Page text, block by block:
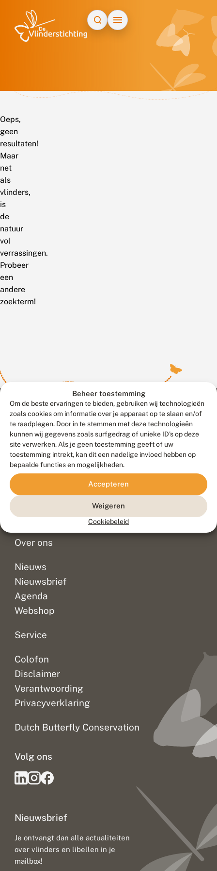
Beheer toestemming
Om de beste ervaringen te bieden, gebruiken wij technologieën
zoals cookies om informatie over je apparaat op te slaan en/of
te raadplegen. Door in te stemmen met deze technologieën
kunnen wij gegevens zoals surfgedrag of unieke ID's op deze
site verwerken. Als je geen toestemming geeft of uw
toestemming intrekt, kan dit een nadelige invloed hebben op
bepaalde functies en mogelijkheden.
Accepteren
Weigeren
Cookiebeleid
Oeps,
geen
resultaten!
Maar
net
als
vlinders,
is
de
natuur
vol
verrassingen.
Probeer
een
andere
zoekterm!
Contact
Veelgestelde vragen
Doneer
Over ons
Nieuws
Nieuwsbrief
Agenda
Webshop
Service
Colofon
Disclaimer
Verantwoording
Privacyverklaring
Dutch Butterfly Conservation
Nieuwsbrief
Je ontvangt dan alle actualiteiten
over vlinders en libellen in je
mailbox!
Volg ons
Meld waarnemingen© 2026 Vlinderstichting
Duurzaam ontwikkeld door
Go2People
, ontworpen door
Blue Field Agency
Privacy
Disclaimer
Sitemap